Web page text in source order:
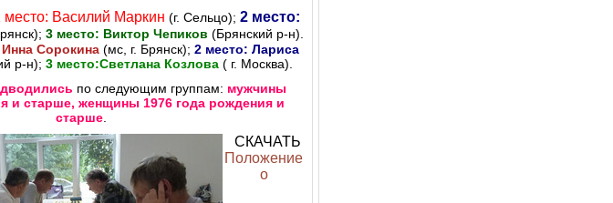
место: Василий Маркин (г. Сельцо); 2 место:
3 место: Виктор Чепиков (Брянский р-н).
Сорокина(мс, г. Брянск); 2 место: Лариса
р-н); 3 место:Светлана Козлова ( г. Москва).
по следующим группам: мужчины
и старше, женщины 1976 года рождения и
старше
СКАЧАТЬ
Положение
о